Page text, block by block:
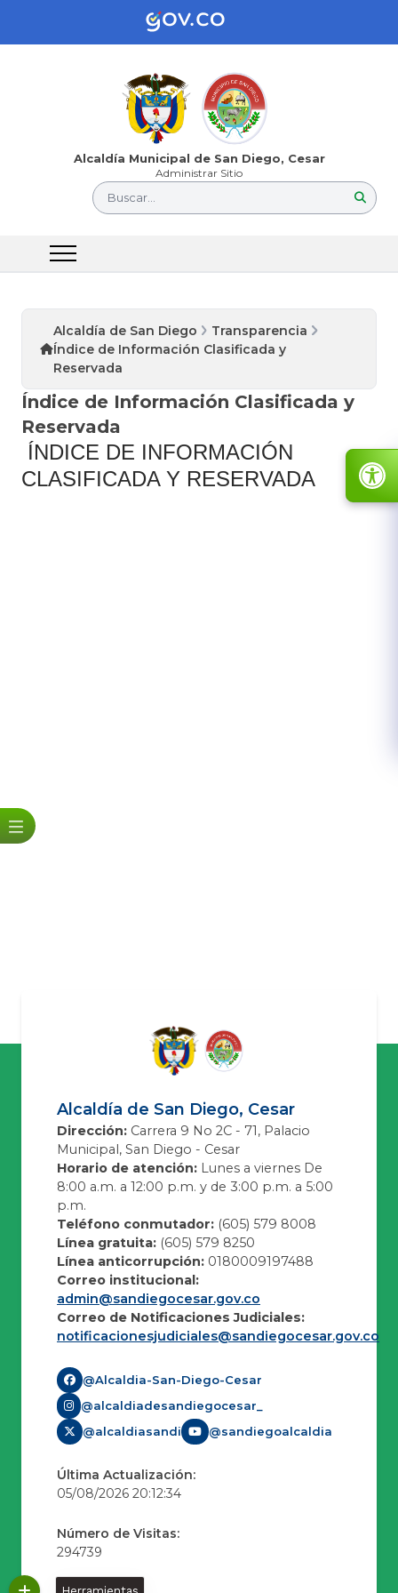
Alcaldía Municipal de San Diego, Cesar
Administrar Sitio
Buscar...
Alcaldía de San Diego
Transparencia
Índice de Información Clasificada y
Reservada
Índice de Información Clasificada y
Reservada
ÍNDICE DE INFORMACIÓN
CLASIFICADA Y RESERVADA
Alcaldía de San Diego, Cesar
Dirección: Carrera 9 No 2C - 71, Palacio
Municipal, San Diego - Cesar
Horario de atención: Lunes a viernes De
8:00 a.m. a 12:00 p.m. y de 3:00 p.m. a 5:00
p.m.
Teléfono conmutador: (605) 579 8008
Línea gratuita: (605) 579 8250
Línea anticorrupción: 0180009197488
Correo institucional:
admin@sandiegocesar.gov.co
Correo de Notificaciones Judiciales:
notificacionesjudiciales@sandiegocesar.gov.co
@Alcaldia-San-Diego-Cesar
@alcaldiadesandiegocesar_
@alcaldiasandi
@sandiegoalcaldia
Última Actualización:
05/08/2026 20:12:34
Número de Visitas:
294739